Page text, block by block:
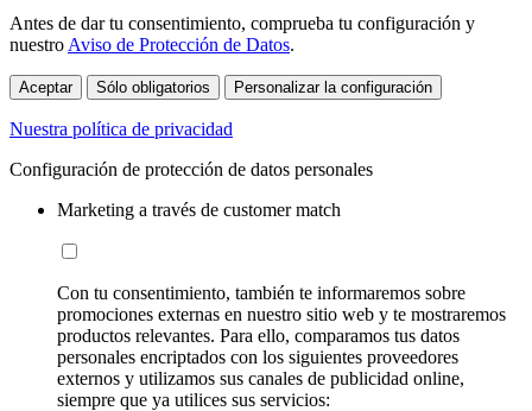
Antes de dar tu consentimiento, comprueba tu configuración y
nuestro Aviso de Protección de Datos.
Aceptar Sólo obligatorios Personalizar la configuración
Nuestra política de privacidad
Configuración de protección de datos personales
Marketing a través de customer match
Con tu consentimiento, también te informaremos sobre
promociones externas en nuestro sitio web y te mostraremos
productos relevantes. Para ello, comparamos tus datos
personales encriptados con los siguientes proveedores
externos y utilizamos sus canales de publicidad online,
siempre que ya utilices sus servicios: